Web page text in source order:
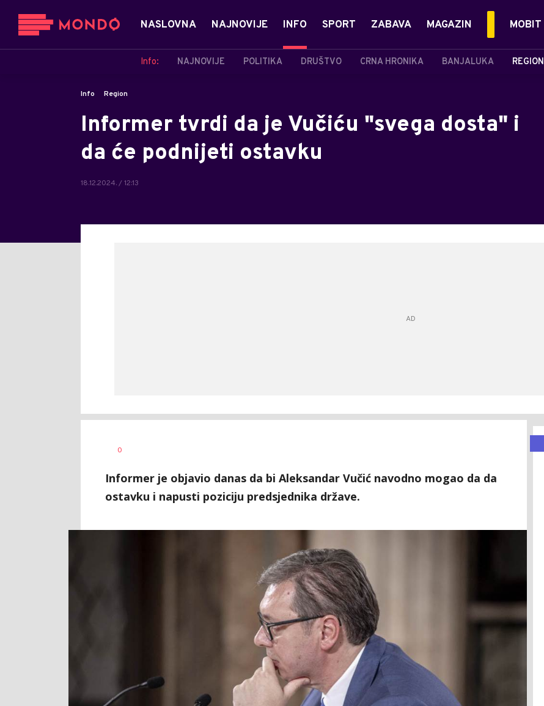
NASLOVNA NAJNOVIJE INFO
Info: NAJNOVIJE POLITIKA DRUŠTVO CRNA HRONIKA BANJALUKA REGION
SPORT ZABAVA MAGAZIN MOBIT
Info Region
Informer tvrdi da je Vučiću "svega dosta" i
da će podnijeti ostavku
18.12.2024. / 12:13
AUTOR
0
Informer je objavio danas da bi Aleksandar Vučić navodno mogao da da
ostavku i napusti poziciju predsjednika države.